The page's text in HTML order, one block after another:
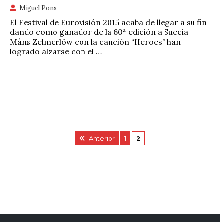
Miguel Pons
El Festival de Eurovisión 2015 acaba de llegar a su fin
dando como ganador de la 60ª edición a Suecia
Måns Zelmerlöw con la canción “Heroes” han
logrado alzarse con el …
Anterior 1 2